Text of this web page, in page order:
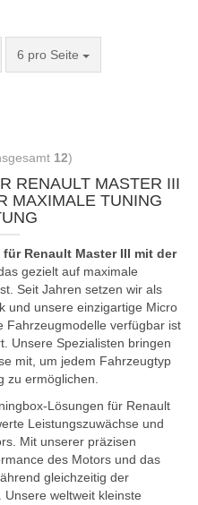
6 pro Seite
12)
RENAULT MASTER III
MAXIMALE TUNING
Renault Master III mit der
gezielt auf maximale
Seit Jahren setzen wir als
und unsere einzigartige Micro
Fahrzeugmodelle verfügbar ist
Unsere Spezialisten bringen
mit, um jedem Fahrzeugtyp
zu ermöglichen.
Lösungen für Renault
Leistungszuwächse und
Mit unserer präzisen
des Motors und das
gleichzeitig der
weltweit kleinste